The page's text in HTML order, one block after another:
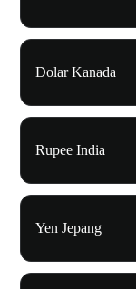
Dolar Kanada
Rupee India
Yen Jepang